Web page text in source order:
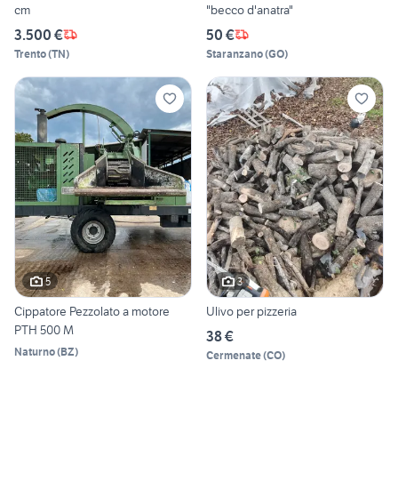
cm
3.500 €
Trento(TN)
"becco d'anatra"
50 €
Staranzano(GO)
5
Cippatore Pezzolato a motore
PTH 500 M
Naturno(BZ)
3
Ulivo per pizzeria
38 €
Cermenate(CO)